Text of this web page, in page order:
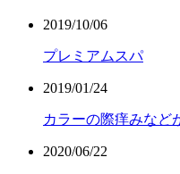
2019/10/06
プレミアムスパ
2019/01/24
カラーの際痒みなど
2020/06/22